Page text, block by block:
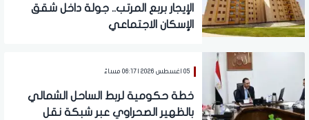
الإيجار بربع المرتب.. جولة داخل شقق
الإسكان الاجتماعي
05 اغسطس 2026 | 06:17 مساءً
خطة حكومية لربط الساحل الشمالي
بالظهير الصحراوي عبر شبكة نقل